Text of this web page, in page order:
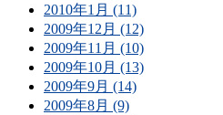
2010年1月 (11)
2009年12月 (12)
2009年11月 (10)
2009年10月 (13)
2009年9月 (14)
2009年8月 (9)